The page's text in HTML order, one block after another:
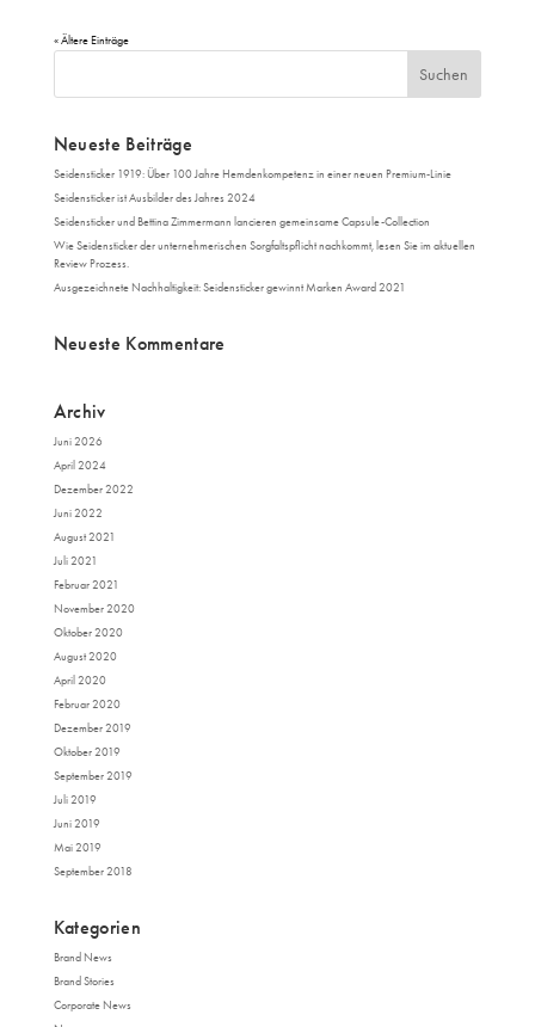
« Ältere Einträge
Neueste Beiträge
Seidensticker 1919: Über 100 Jahre Hemdenkompetenz in einer neuen Premium-Linie
Seidensticker ist Ausbilder des Jahres 2024
Seidensticker und Bettina Zimmermann lancieren gemeinsame Capsule-Collection
Wie Seidensticker der unternehmerischen Sorgfaltspflicht nachkommt, lesen Sie im aktuellen
Review Prozess.
Ausgezeichnete Nachhaltigkeit: Seidensticker gewinnt Marken Award 2021
Neueste Kommentare
Archiv
Juni 2026
April 2024
Dezember 2022
Juni 2022
August 2021
Juli 2021
Februar 2021
November 2020
Oktober 2020
August 2020
April 2020
Februar 2020
Dezember 2019
Oktober 2019
September 2019
Juli 2019
Juni 2019
Mai 2019
September 2018
Kategorien
Brand News
Brand Stories
Corporate News